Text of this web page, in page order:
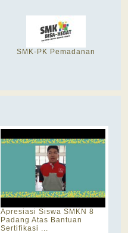
SMK-PK Pemadanan
Apresiasi Siswa SMKN 8
Padang Atas Bantuan
Sertifikasi ...